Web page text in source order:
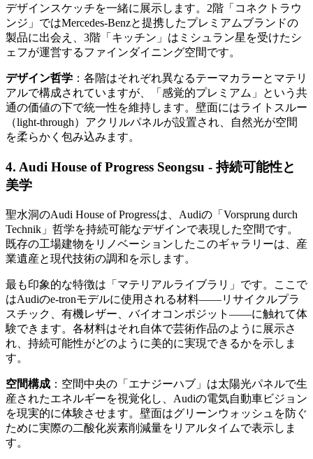
デザインスケッチを一緒に展示します。2階「コネクトラウ
ンジ」ではMercedes-Benzと提携したプレミアムブランドの
製品に出会え、3階「キッチン」はミシュラン星を受けたシ
ェフが運営するファインダイニング空間です。
デザイン哲学 ：各階はそれぞれ異なるテーマカラーとマテリ
アルで構成されていますが、「感覚的プレミアム」という共
通の価値の下で統一性を維持します。壁面にはライトスルー
（light-through）アクリルパネルが設置され、自然光が空間
を柔らかく包み込みます。
4. Audi House of Progress Seongsu - 持続可能性と
美学
聖水洞のAudi House of Progressは、Audiの「Vorsprung durch
Technik」哲学を持続可能なデザインで表現した空間です。
既存の工場建物をリノベーションしたこのギャラリーは、産
業遺産と現代技術の調和を示します。
最も印象的な特徴は「マテリアルライブラリ」です。ここで
はAudiのe-tronモデルに使用される材料——リサイクルプラ
スチック、有機レザー、バイオコンポジット——に触れて体
験できます。各材料はそれ自体で芸術作品のように展示さ
れ、持続可能性がどのように美的に実現できるかを示しま
す。
空間構成 ：空間中央の「エナジーハブ」は太陽光パネルで生
産されたエネルギーを視覚化し、Audiの電気自動車ビジョン
を現実的に体験させます。壁面はグリーンウォッシュを防ぐ
ために実際の二酸化炭素削減量をリアルタイムで表示しま
す。